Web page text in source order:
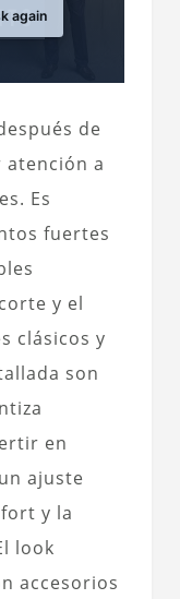
again
de
a
Es
fuertes
y el
clásicos y
son
en
ajuste
y la
look
accesorios